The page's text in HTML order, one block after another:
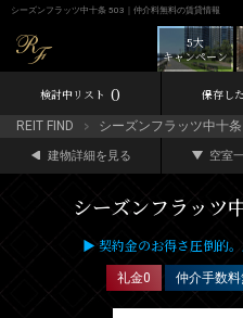
シーズンフラッツ中十条 503｜仲介料無料の賃貸情報
5大
キャンペーン
検討中リスト 0 保存し
REIT FIND シーズンフラッツ中十条
建物詳細を見る 空室
シーズンフラッツ
▶ 契約金のお得さ圧倒的
礼金0 仲介手数